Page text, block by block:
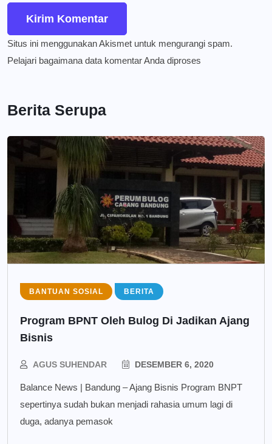
Situs ini menggunakan Akismet untuk mengurangi spam.
Pelajari bagaimana data komentar Anda diproses
Berita Serupa
BANTUAN SOSIAL BERITA
Program BPNT Oleh Bulog Di Jadikan Ajang
Bisnis
AGUS SUHENDAR DESEMBER 6, 2020
Balance News | Bandung – Ajang Bisnis Program BNPT
sepertinya sudah bukan menjadi rahasia umum lagi di
duga, adanya pemasok